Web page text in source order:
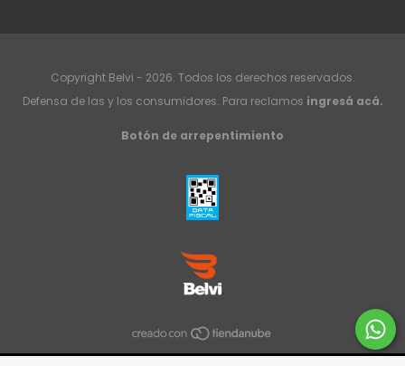
Copyright Belvi - 2026. Todos los derechos reservados.
Defensa de las y los consumidores. Para reclamos ingresá acá.
Botón de arrepentimiento